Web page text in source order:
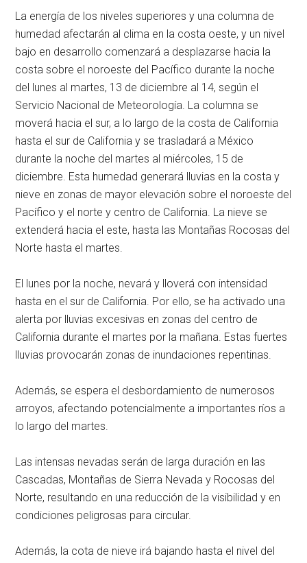
La energía de los niveles superiores y una columna de
humedad afectarán al clima en la costa oeste, y un nivel
bajo en desarrollo comenzará a desplazarse hacia la
costa sobre el noroeste del Pacífico durante la noche
del lunes al martes, 13 de diciembre al 14, según el
Servicio Nacional de Meteorología. La columna se
moverá hacia el sur, a lo largo de la costa de California
hasta el sur de California y se trasladará a México
durante la noche del martes al miércoles, 15 de
diciembre. Esta humedad generará lluvias en la costa y
nieve en zonas de mayor elevación sobre el noroeste del
Pacífico y el norte y centro de California. La nieve se
extenderá hacia el este, hasta las Montañas Rocosas del
Norte hasta el martes.
El lunes por la noche, nevará y lloverá con intensidad
hasta en el sur de California. Por ello, se ha activado una
alerta por lluvias excesivas en zonas del centro de
California durante el martes por la mañana. Estas fuertes
lluvias provocarán zonas de inundaciones repentinas.
Además, se espera el desbordamiento de numerosos
arroyos, afectando potencialmente a importantes ríos a
lo largo del martes.
Las intensas nevadas serán de larga duración en las
Cascadas, Montañas de Sierra Nevada y Rocosas del
Norte, resultando en una reducción de la visibilidad y en
condiciones peligrosas para circular.
Además, la cota de nieve irá bajando hasta el nivel del